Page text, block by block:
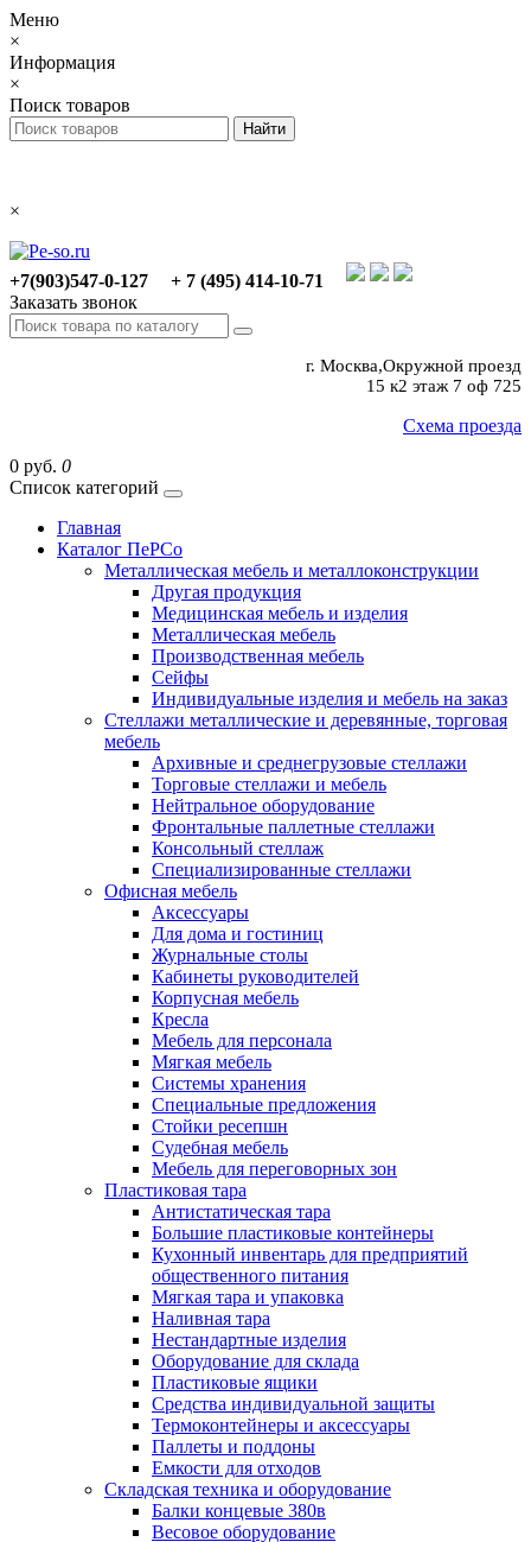
Меню
×
Информация
×
Поиск товаров
×
+7(903)547-0-127
+ 7 (495) 414-10-71
Заказать звонок
г. Москва,Окружной проезд
15 к2 этаж 7 оф 725
Схема проезда
0 руб. 0
Список категорий
Главная
Каталог ПеРСо
Металлическая мебель и металлоконструкции
Другая продукция
Медицинская мебель и изделия
Металлическая мебель
Производственная мебель
Сейфы
Индивидуальные изделия и мебель на заказ
Стеллажи металлические и деревянные, торговая
мебель
Архивные и среднегрузовые стеллажи
Торговые стеллажи и мебель
Нейтральное оборудование
Фронтальные паллетные стеллажи
Консольный стеллаж
Специализированные стеллажи
Офисная мебель
Аксессуары
Для дома и гостиниц
Журнальные столы
Кабинеты руководителей
Корпусная мебель
Кресла
Мебель для персонала
Мягкая мебель
Системы хранения
Специальные предложения
Стойки ресепшн
Судебная мебель
Мебель для переговорных зон
Пластиковая тара
Антистатическая тара
Большие пластиковые контейнеры
Кухонный инвентарь для предприятий
общественного питания
Мягкая тара и упаковка
Наливная тара
Нестандартные изделия
Оборудование для склада
Пластиковые ящики
Средства индивидуальной защиты
Термоконтейнеры и аксессуары
Паллеты и поддоны
Емкости для отходов
Складская техника и оборудование
Балки концевые 380в
Весовое оборудование